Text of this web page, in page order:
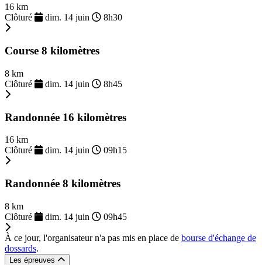
16 km
Clôturé
dim. 14 juin 8h30
Course 8 kilomètres
8 km
Clôturé
dim. 14 juin 8h45
Randonnée 16 kilomètres
16 km
Clôturé
dim. 14 juin 09h15
Randonnée 8 kilomètres
8 km
Clôturé
dim. 14 juin 09h45
À ce jour, l'organisateur n'a pas mis en place de bourse d'échange de
dossards.
Les épreuves